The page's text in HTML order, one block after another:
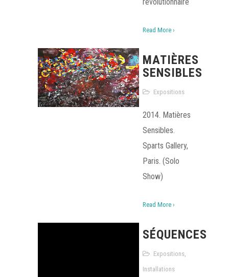
Read More ›
MATIÈRES
SENSIBLES
Expositions
2014. Matières
Sensibles.
Sparts Gallery,
Paris. (Solo
Show)
Read More ›
SÉQUENCES
Expositions,
Installations